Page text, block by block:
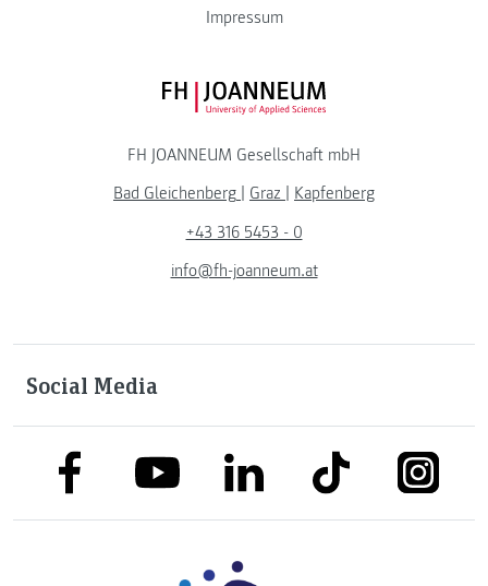
Impressum
FH JOANNEUM Logo
FH JOANNEUM Gesellschaft mbH
Bad Gleichenberg
Graz
Kapfenberg
+43 316 5453 - 0
info@fh-joanneum.at
Social Media
link to facebooklink to youtubelink to linkedinlink to tiktok